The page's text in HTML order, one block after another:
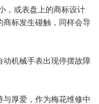
或表盘上的商标设计
标发生碰触，同样会导
机械手表出现停摆故障
厚爱，作为梅花维修中